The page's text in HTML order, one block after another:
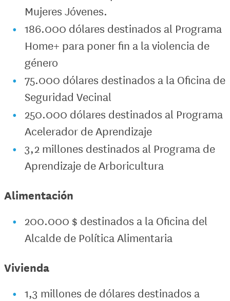
Mujeres Jóvenes.
186.000 dólares destinados al Programa
Home+ para poner fin a la violencia de
género
75.000 dólares destinados a la Oficina de
Seguridad Vecinal
250.000 dólares destinados al Programa
Acelerador de Aprendizaje
3,2 millones destinados al Programa de
Aprendizaje de Arboricultura
Alimentación
200.000 $ destinados a la Oficina del
Alcalde de Política Alimentaria
Vivienda
1,3 millones de dólares destinados a